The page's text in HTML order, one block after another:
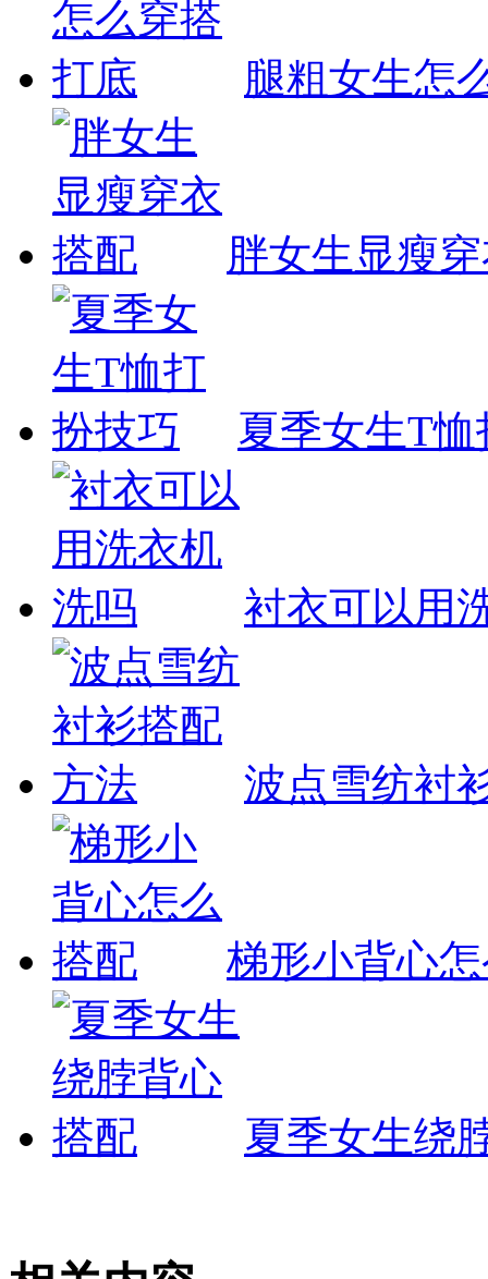
腿粗女生怎
胖女生显瘦
夏季女生T
衬衣可以用
波点雪纺衬
梯形小背心
夏季女生绕